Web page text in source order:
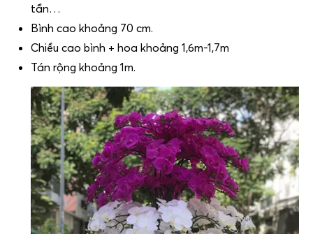
tần…
Bình cao khoảng 70 cm.
Chiều cao bình + hoa khoảng 1,6m-1,7m
Tán rộng khoảng 1m.